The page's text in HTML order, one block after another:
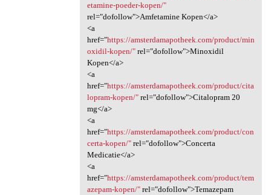
etamine-poeder-kopen/"
rel="dofollow">Amfetamine Kopen</a>
<a
href="https://amsterdamapotheek.com/product/min
oxidil-kopen/"rel="dofollow">Minoxidil
Kopen</a>
<a
href="https://amsterdamapotheek.com/product/cita
lopram-kopen/"rel="dofollow">Citalopram 20
mg</a>
<a
href="https://amsterdamapotheek.com/product/con
certa-kopen/"rel="dofollow">Concerta
Medicatie</a>
<a
href="https://amsterdamapotheek.com/product/tem
azepam-kopen/"rel="dofollow">Temazepam